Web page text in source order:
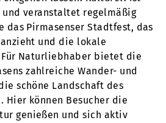
und veranstaltet regelmäßig
das Pirmasenser Stadtfest, das
und die lokale
Naturliebhaber bietet die
zahlreiche Wander- und
schöne Landschaft des
Hier können Besucher die
genießen und sich aktiv